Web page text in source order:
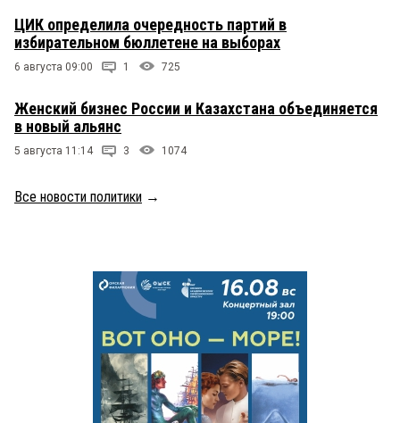
ЦИК определила очередность партий в
избирательном бюллетене на выборах
6 августа 09:00 1 725
Женский бизнес России и Казахстана объединяется
в новый альянс
5 августа 11:14 3 1074
Все новости политики →